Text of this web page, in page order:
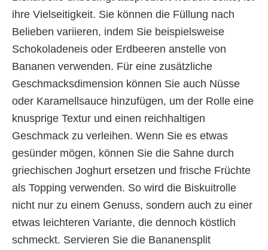
ihre Vielseitigkeit. Sie können die Füllung nach
Belieben variieren, indem Sie beispielsweise
Schokoladeneis oder Erdbeeren anstelle von
Bananen verwenden. Für eine zusätzliche
Geschmacksdimension können Sie auch Nüsse
oder Karamellsauce hinzufügen, um der Rolle eine
knusprige Textur und einen reichhaltigen
Geschmack zu verleihen. Wenn Sie es etwas
gesünder mögen, können Sie die Sahne durch
griechischen Joghurt ersetzen und frische Früchte
als Topping verwenden. So wird die Biskuitrolle
nicht nur zu einem Genuss, sondern auch zu einer
etwas leichteren Variante, die dennoch köstlich
schmeckt. Servieren Sie die Bananensplit